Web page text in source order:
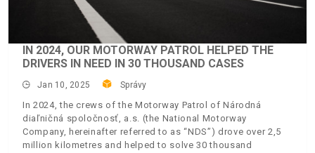
IN 2024, OUR MOTORWAY PATROL HELPED THE
DRIVERS IN NEED IN 30 THOUSAND CASES
Jan 10, 2025 Správy
In 2024, the crews of the Motorway Patrol of Národná
diaľničná spoločnosť, a.s. (the National Motorway
Company, hereinafter referred to as “NDS”) drove over 2,5
million kilometres and helped to solve 30 thousand